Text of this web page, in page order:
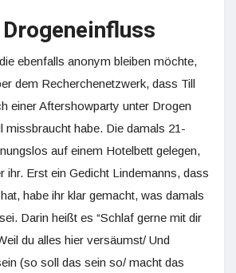
ebenfalls anonym bleiben möchte,
dem Recherchenetzwerk, dass Till
einer Aftershowparty unter Drogen
missbraucht habe. Die damals 21-
auf einem Hotelbett gelegen,
ihr. Erst ein Gedicht Lindemanns, dass
habe ihr klar gemacht, was damals
Darin heißt es “Schlaf gerne mit dir
du alles hier versäumst/ Und
(so soll das sein so/ macht das